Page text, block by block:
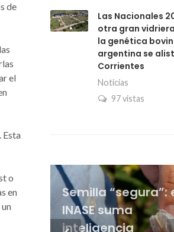
de
el
Esta
o
en
Las Nacionales
otra gran
la genética
argentina se
Corrientes
Noticias
97 vistas
Semilla “segura”:
INASE suma
inteligencia
“Que aparezca el
crédito”: en la
cadena ganadera
ponen el foco en el
La dicotomía del
maíz: a días de la
siembra gana
poder de compra
Del derecho
la genética
Vacuna
la Sociedad Rural
asegura que el
precio bajó y
La genética le
al pulgón